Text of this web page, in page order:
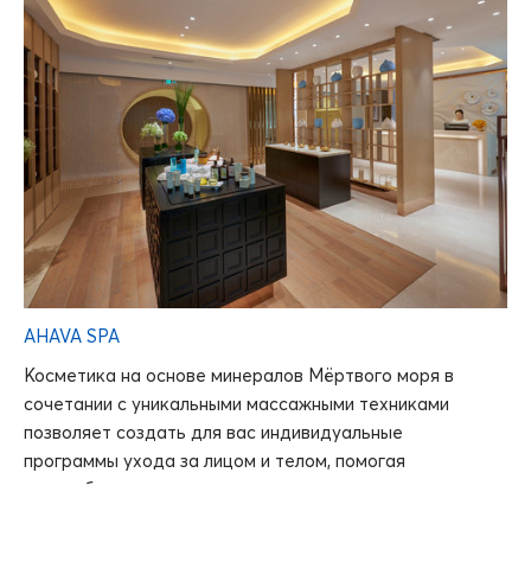
AHAVA SPA
Косметика на основе минералов Мёртвого моря в
сочетании с уникальными массажными техниками
позволяет создать для вас индивидуальные
программы ухода за лицом и телом, помогая
расслабиться и почувствовать энергию природы.